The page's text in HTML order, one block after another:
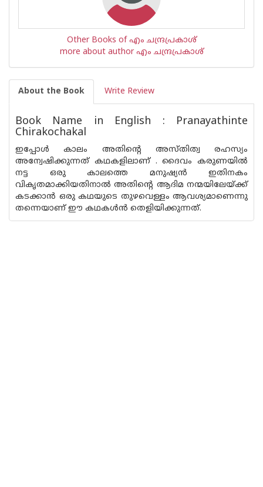
Other Books of എം ചന്ദ്രപ്രകാശ്
more about author എം ചന്ദ്രപ്രകാശ്
About the Book Write Review
Book Name in English : Pranayathinte
Chirakochakal
ഇപ്പോള്‍ കാലം അതിന്റെ അസ്തിത്വ രഹസ്യം
അന്വേഷിക്കുന്നത് കഥകളിലാണ് . ദൈവം കരുണയില്‍
നട്ട ഒരു കാലത്തെ മനുഷ്യന്‍ ഇതിനകം
വികൃതമാക്കിയതിനാല്‍ അതിന്റെ ആദിമ നന്മയിലേയ്ക്ക്
കടക്കാന്‍ ഒരു കഥയുടെ തുഴവെള്ളം ആവശ്യമാണെന്നു
തന്നെയാണ് ഈ കഥകള്‍ന്‍ തെളിയിക്കുന്നത്.